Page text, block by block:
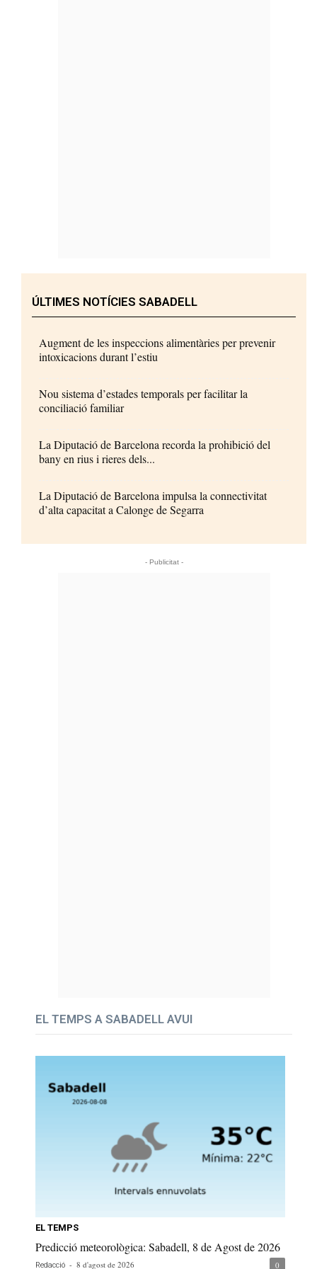
ÚLTIMES NOTÍCIES SABADELL
Augment de les inspeccions alimentàries per prevenir
intoxicacions durant l’estiu
Nou sistema d’estades temporals per facilitar la
conciliació familiar
La Diputació de Barcelona recorda la prohibició del
bany en rius i rieres dels...
La Diputació de Barcelona impulsa la connectivitat
d’alta capacitat a Calonge de Segarra
- Publicitat -
EL TEMPS A SABADELL AVUI
EL TEMPS
Predicció meteorològica: Sabadell, 8 de Agost de 2026
Redacció - 8 d'agost de 2026 0